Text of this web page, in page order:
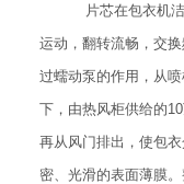
片芯在包衣机洁
运动，翻转流畅，交
过蠕动泵的作用，从
下，由热风柜供给的
再从风门排出，使包
密、光滑的表面薄膜